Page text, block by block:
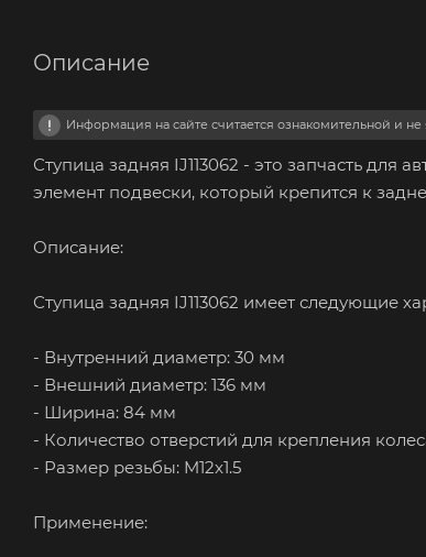
Описание
Информация на сайте считается ознакомительной и
Ступица задняя IJ113062 - это запчасть
элемент подвески, который крепится к
Описание:
Ступица задняя IJ113062 имеет следующие
- Внутренний диаметр: 30 мм
- Внешний диаметр: 136 мм
- Ширина: 84 мм
- Количество отверстий для крепления
- Размер резьбы: M12x1.5
Применение: